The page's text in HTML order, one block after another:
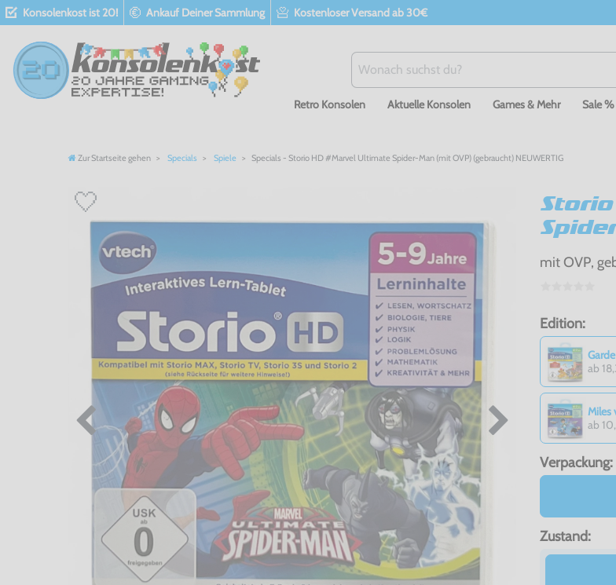
Konsolenkost ist 20! Ankauf Deiner Sammlung Kostenloser Versand ab 30€
Retro Konsolen Aktuelle Konsolen Games & Mehr Sale %
Zur Startseite gehen Specials Spiele Specials - Storio HD #Marvel Ultimate Spider-Man (mit OVP) (gebraucht) NEUWERTIG
mit OVP,
Edition:
ab
Miles
ab
Verpackung:
Zustand: